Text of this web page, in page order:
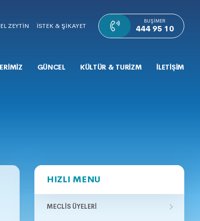
ZEYTİN İSTEK & ŞİKAYET
BUŞIMER
444 95 10
GÜNCEL KÜLTÜR & TURİZM İLETİŞİM
HIZLI MENU
MECLIS ÜYELERI